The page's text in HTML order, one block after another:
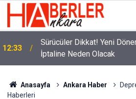
12:33
Sürücüler Dikkat! Yeni
İptaline Neden Olacak
Anasayfa Ankara Haber
Haberleri